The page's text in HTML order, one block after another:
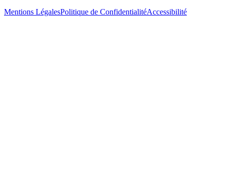
Mentions LégalesPolitique de ConfidentialitéAccessibilité